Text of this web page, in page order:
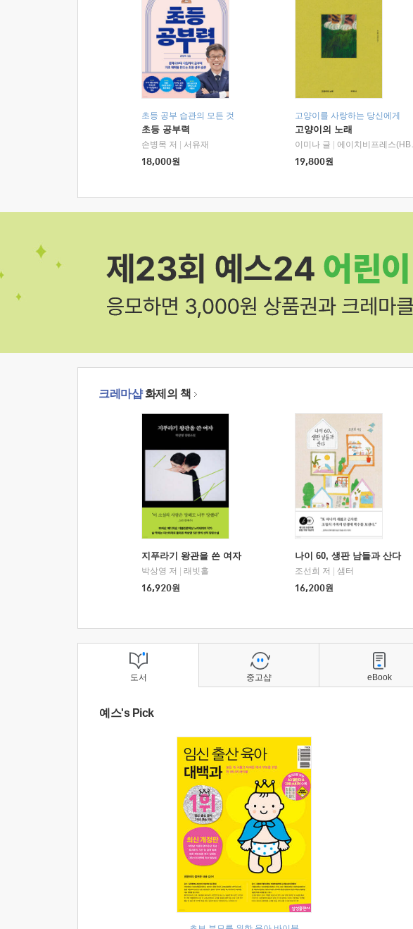
초등 공부 습관의 모든 것
초등 공부력
손병목 저
서유재
18,000원
고양이를 사랑하는 당신에게
고양이의 노래
이미나 글
에이치비프레스(HBPRESS)
19,800원
크레마샵화제의 책
지푸라기 왕관을 쓴 여자
박상영 저
래빗홀
16,920원
나이 60, 생판 남들과 산다
조선희 저
샘터
16,200원
도서
예스's Pick
중고샵 eBook